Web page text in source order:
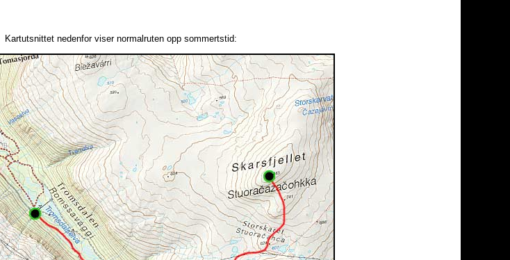
Kartutsnittet nedenfor viser normalruten opp sommertstid: